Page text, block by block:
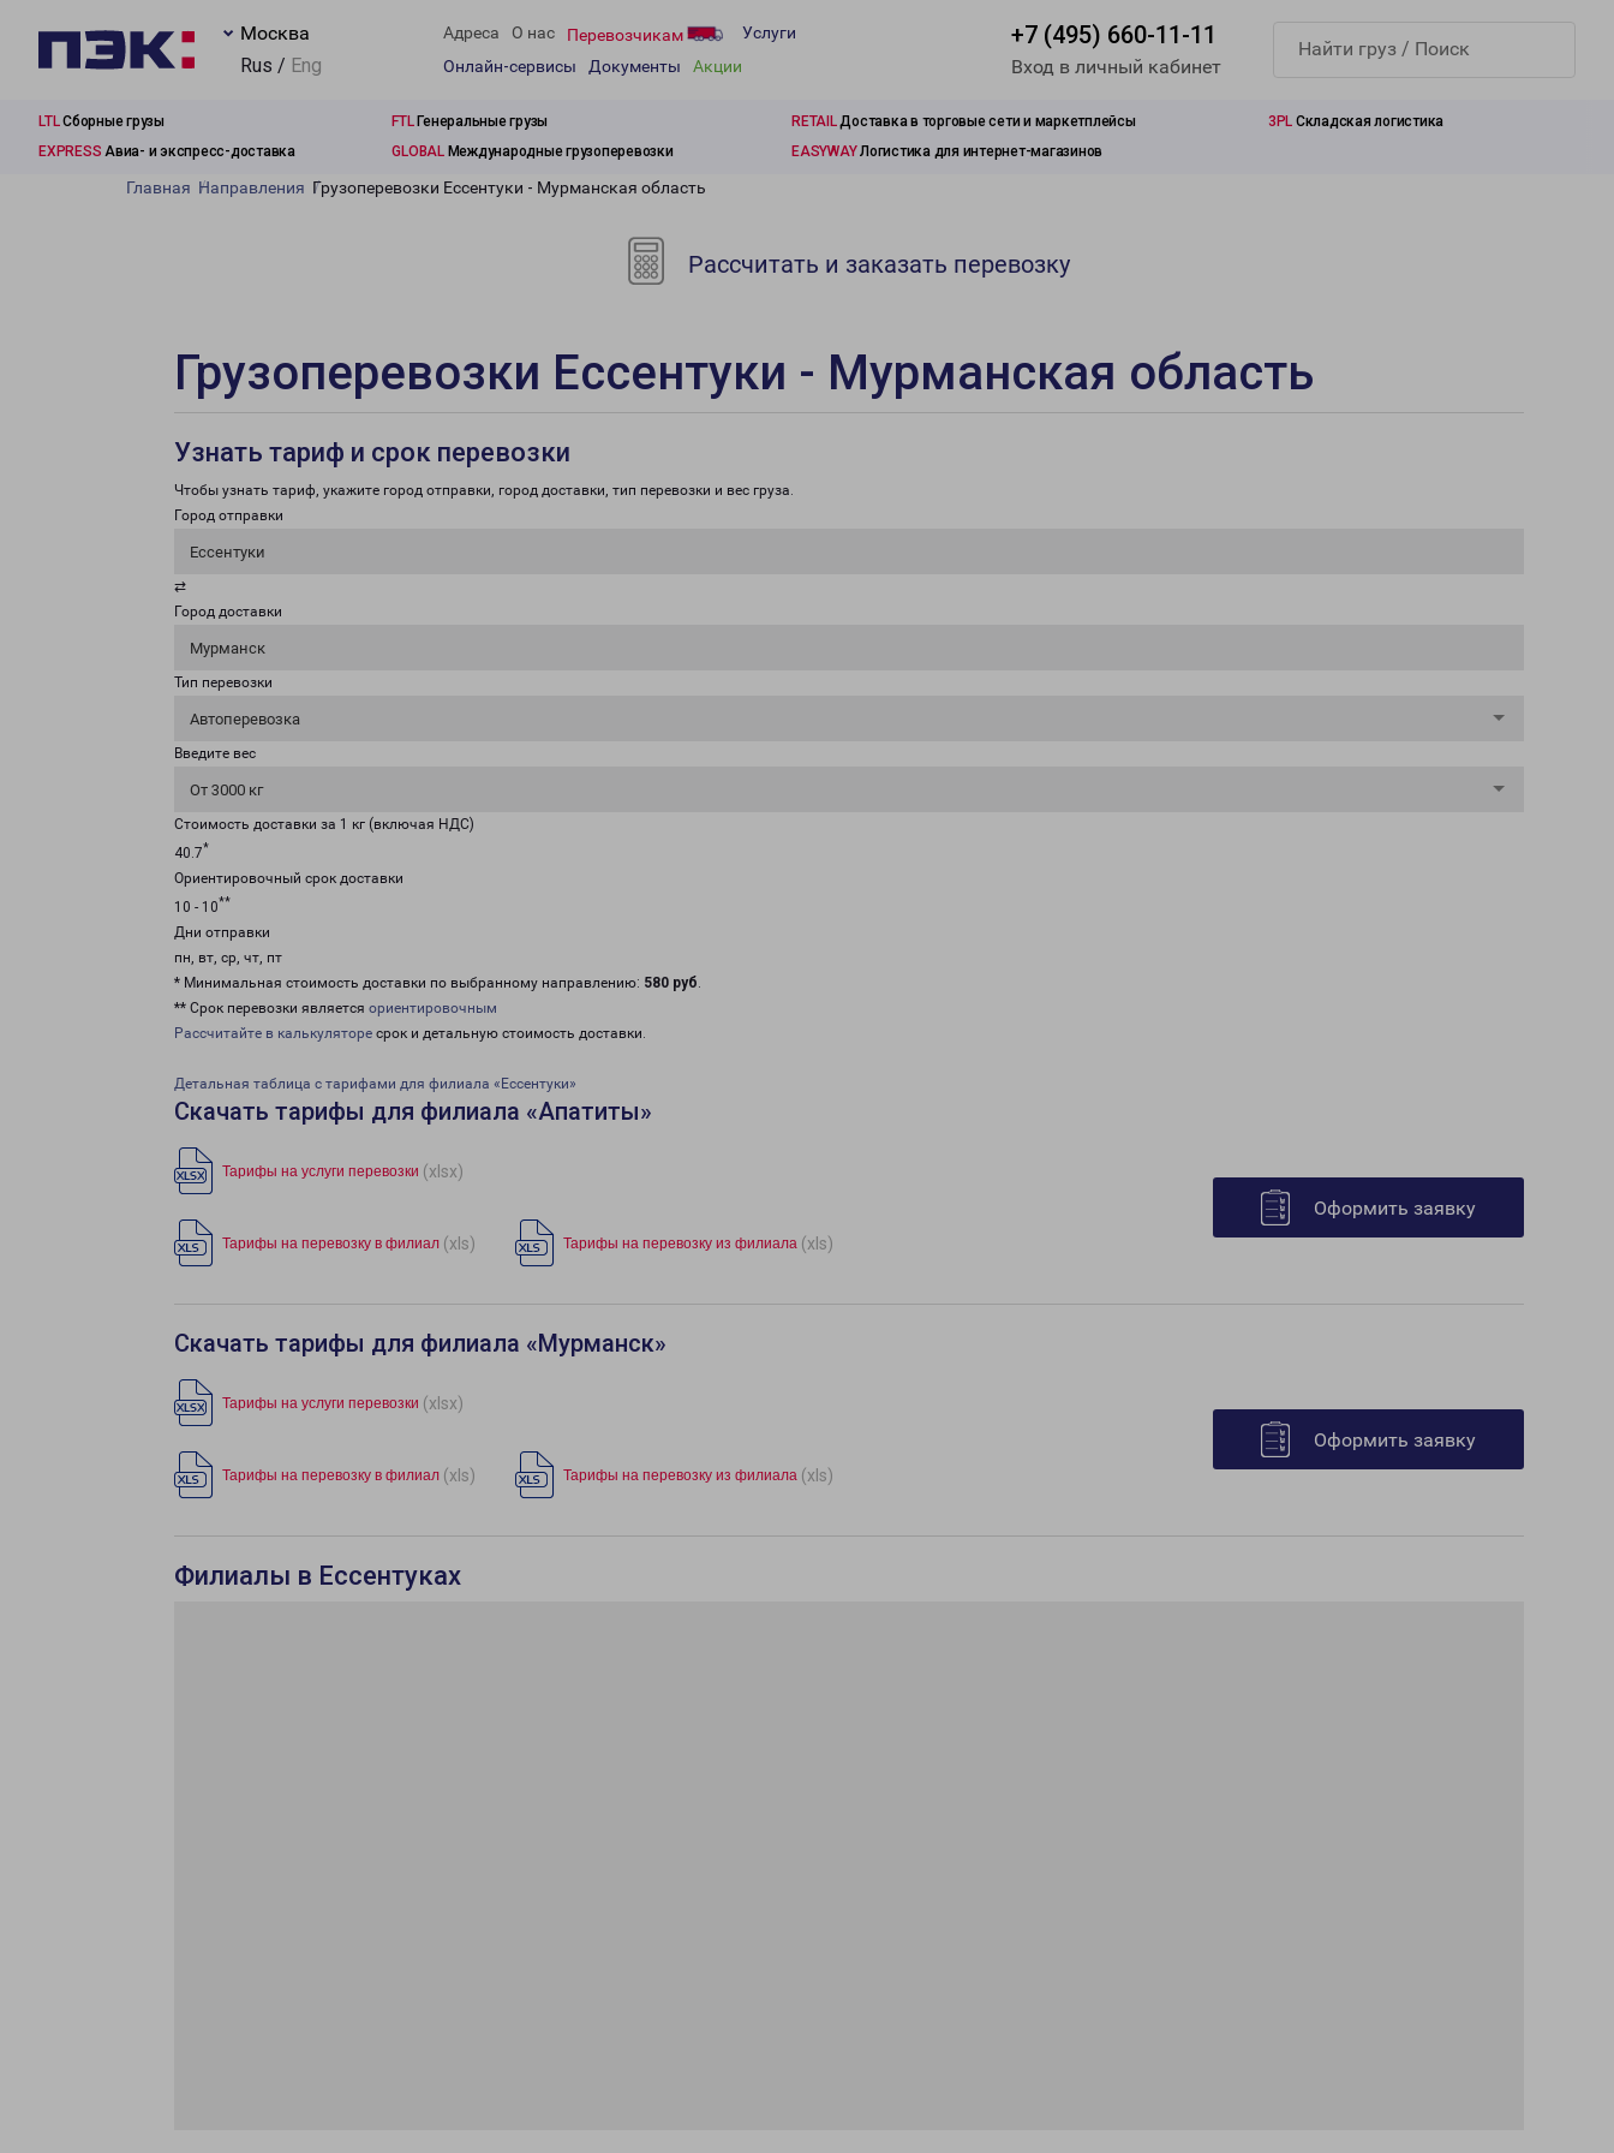
Москва
Rus / Eng
Адреса О нас Перевозчикам
Услуги
Онлайн-сервисы
Документы Акции
+7 (495) 660-11-11
Вход в личный кабинет
LTLСборные грузы FTLГенеральные грузы RETAILДоставка в торговые сети и маркетплейсы 3PL Складская логистика
EXPRESS Авиа- и экспресс-доставка GLOBALМеждународные грузоперевозки EASYWAYЛогистика для интернет-магазинов
Главная Направления Грузоперевозки Ессентуки - Мурманская область
Рассчитать и заказать перевозку
Грузоперевозки Ессентуки - Мурманская область
Узнать тариф и срок перевозки
Чтобы узнать тариф, укажите город отправки, город доставки, тип перевозки и вес груза.
Город отправки
Ессентуки
⇄
Город доставки
Мурманск
Тип перевозки
Автоперевозка
Введите вес
От 3000 кг
Стоимость доставки за 1 кг (включая НДС)
40.7*
Ориентировочный срок доставки
10 - 10**
Дни отправки
пн, вт, ср, чт, пт
* Минимальная стоимость доставки по выбранному направлению: 580 руб.
** Срок перевозки является ориентировочным
Рассчитайте в калькуляторе срок и детальную стоимость доставки.
Детальная таблица с тарифами для филиала «Ессентуки»
Скачать тарифы для филиала «Апатиты»
Тарифы на услуги перевозки (xlsx)
Тарифы на перевозку в филиал (xls) Тарифы на перевозку из филиала (xls)
Оформить заявку
Скачать тарифы для филиала «Мурманск»
Тарифы на услуги перевозки (xlsx)
Тарифы на перевозку в филиал (xls) Тарифы на перевозку из филиала (xls)
Оформить заявку
Филиалы в Ессентуках